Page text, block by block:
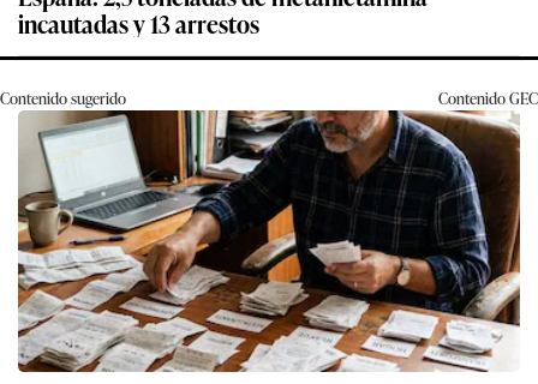
incautadas y 13 arrestos
Contenido sugerido ContenidoGEC